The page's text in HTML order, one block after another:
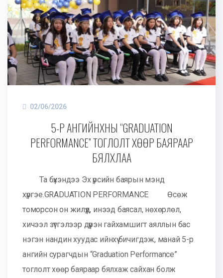
02/06/2026
5-Р АНГИЙНХНЫ “GRADUATION
PERFORMANCE” ТОГЛОЛТ ХӨӨР БАЯРААР
БЯЛХЛАА
Та бүхэндээ Эх үрсийн баярын мэнд
хүргэе.GRADUATION PERFORMANCE Өсөж
томорсон он жилүүд, инээд баясал, нөхөрлөл,
хичээл зүтгэлээр дүүрэн гайхамшигт аяллын бас
нэгэн нандин хуудас ийнхүү бичигдэж, манай 5-р
ангийн сурагчдын “Graduation Performance”
тоглолт хөөр баяраар бялхаж сайхан болж